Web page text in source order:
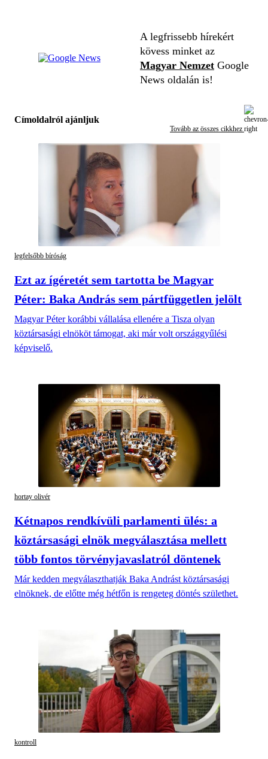
A legfrissebb hírekért
kövess minket az
Magyar Nemzet Google
News oldalán is!
Címoldalról ajánljuk
Tovább az összes cikkhez
legfelsőbb bíróság
Ezt az ígéretét sem tartotta be Magyar
Péter: Baka András sem pártfüggetlen jelölt
Magyar Péter korábbi vállalása ellenére a Tisza olyan
köztársasági elnököt támogat, aki már volt országgyűlési
képviselő.
hortay olivér
Kétnapos rendkívüli parlamenti ülés: a
köztársasági elnök megválasztása mellett
több fontos törvényjavaslatról döntenek
Már kedden megválaszthatják Baka Andrást köztársasági
elnöknek, de előtte még hétfőn is rengeteg döntés születhet.
kontroll